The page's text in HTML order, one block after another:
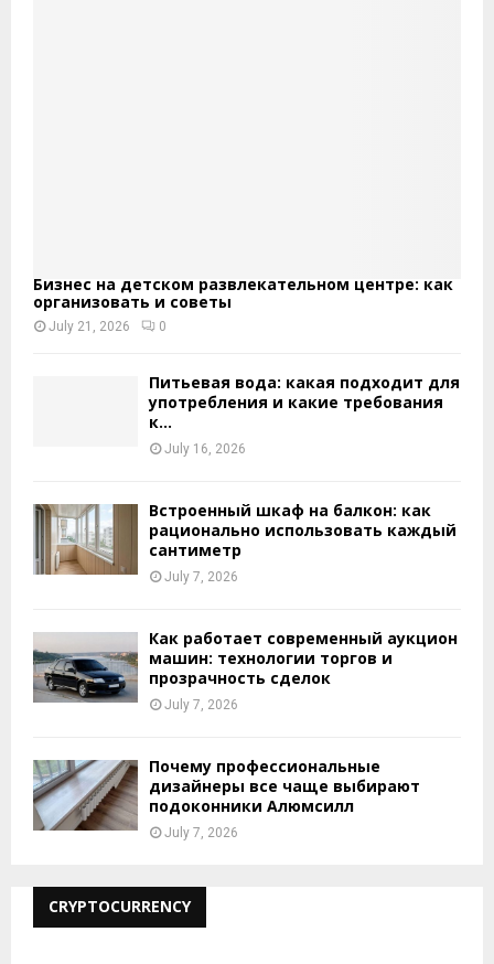
Бизнес на детском развлекательном центре: как
организовать и советы
July 21, 2026 0
Питьевая вода: какая подходит для
употребления и какие требования
к...
July 16, 2026
Встроенный шкаф на балкон: как
рационально использовать каждый
сантиметр
July 7, 2026
Как работает современный аукцион
машин: технологии торгов и
прозрачность сделок
July 7, 2026
Почему профессиональные
дизайнеры все чаще выбирают
подоконники Алюмсилл
July 7, 2026
CRYPTOCURRENCY